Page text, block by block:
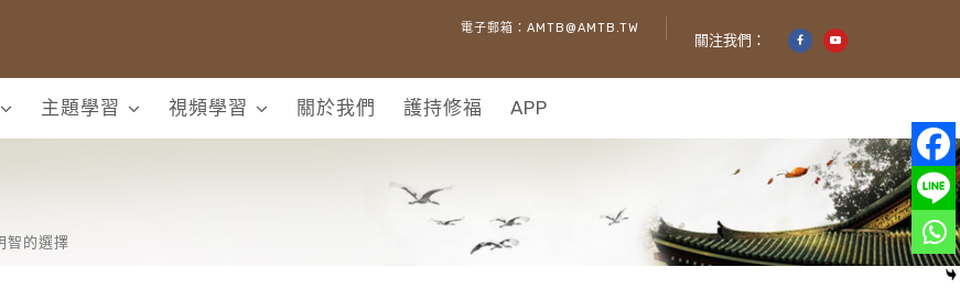
電子郵箱：AMTB@AMTB.TW
關注我們：
主題學習 視頻學習 關於我們 護持修福 APP
智的選擇